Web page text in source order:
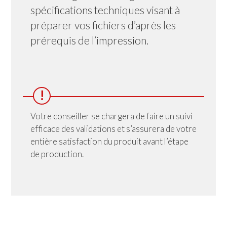
spécifications techniques visant à
préparer vos fichiers d’après les
prérequis de l’impression.
!
Votre conseiller se chargera de faire un suivi
efficace des validations et s’assurera de votre
entière satisfaction du produit avant l’étape
de production.